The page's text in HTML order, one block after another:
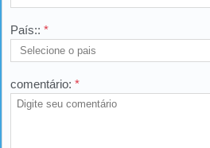
País:: *
comentário: *